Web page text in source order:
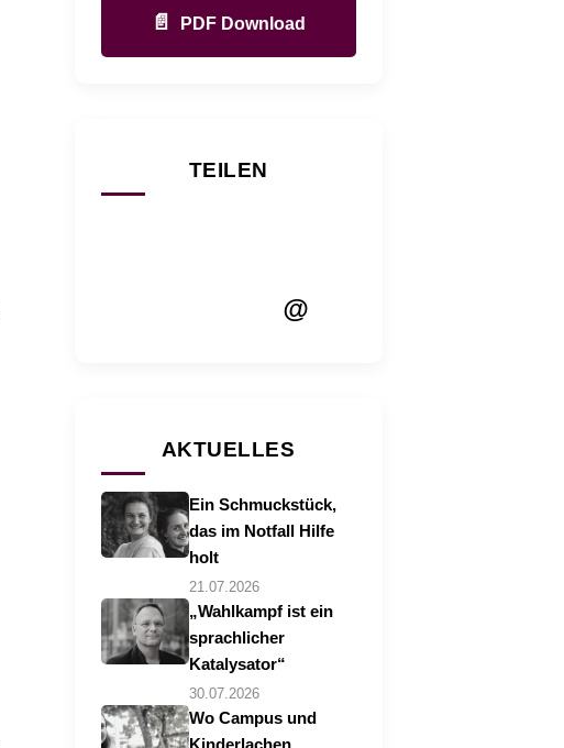
📄 PDF Download
TEILEN
@
AKTUELLES
Ein Schmuckstück,
das im Notfall Hilfe
holt
21.07.2026
„Wahlkampf ist ein
sprachlicher
Katalysator“
30.07.2026
Wo Campus und
Kinderlachen